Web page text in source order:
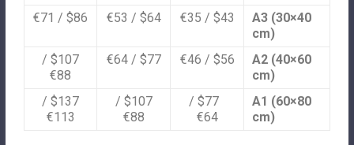
A3 (30×40
cm)
$43 / €35
$64 / €53
$86 / €71
A2 (40×60
cm)
$56 / €46
$77 / €64
$107 /
€88
A1 (60×80
cm)
$77 /
€64
$107 /
€88
$137 /
€113